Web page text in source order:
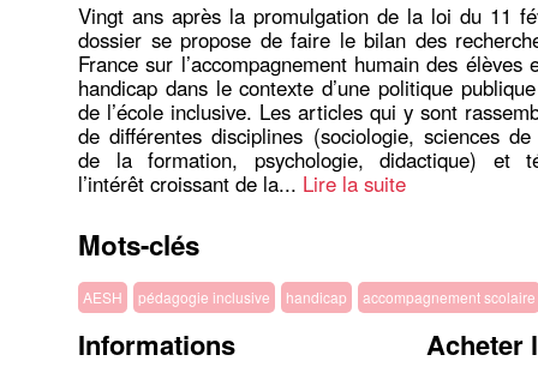
Vingt ans après la promulgation de la loi du 11
dossier se propose de faire le bilan des
France sur l’accompagnement humain des élèves
handicap dans le contexte d’une politique
de l’école inclusive. Les articles qui y sont
de différentes disciplines (sociologie, sciences de
de la formation, psychologie, didactique) et
l’intérêt croissant de la... Lire la suite
Mots-clés
AESH pédagogie inclusive handicap accompagnement scolaire
Informations Acheter